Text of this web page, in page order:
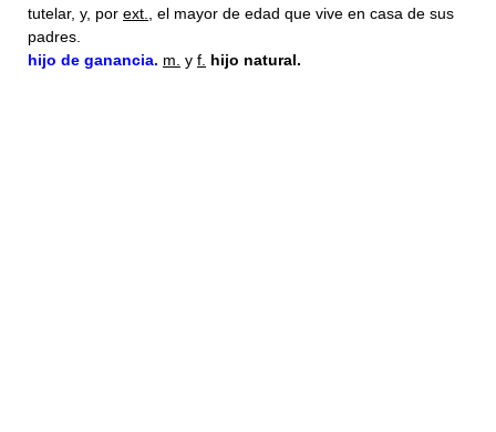
tutelar, y, por ext.
, el mayor de edad que vive en casa de sus
padres.
hijo de ganancia. m. y f. hijo natural.